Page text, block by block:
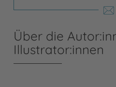
Über die
Illustrator:innen